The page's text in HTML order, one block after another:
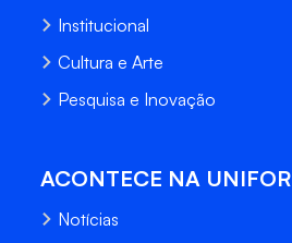
Institucional
Cultura e Arte
Pesquisa e Inovação
ACONTECE NA UNIFOR
Notícias